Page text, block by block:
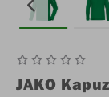
JAKO